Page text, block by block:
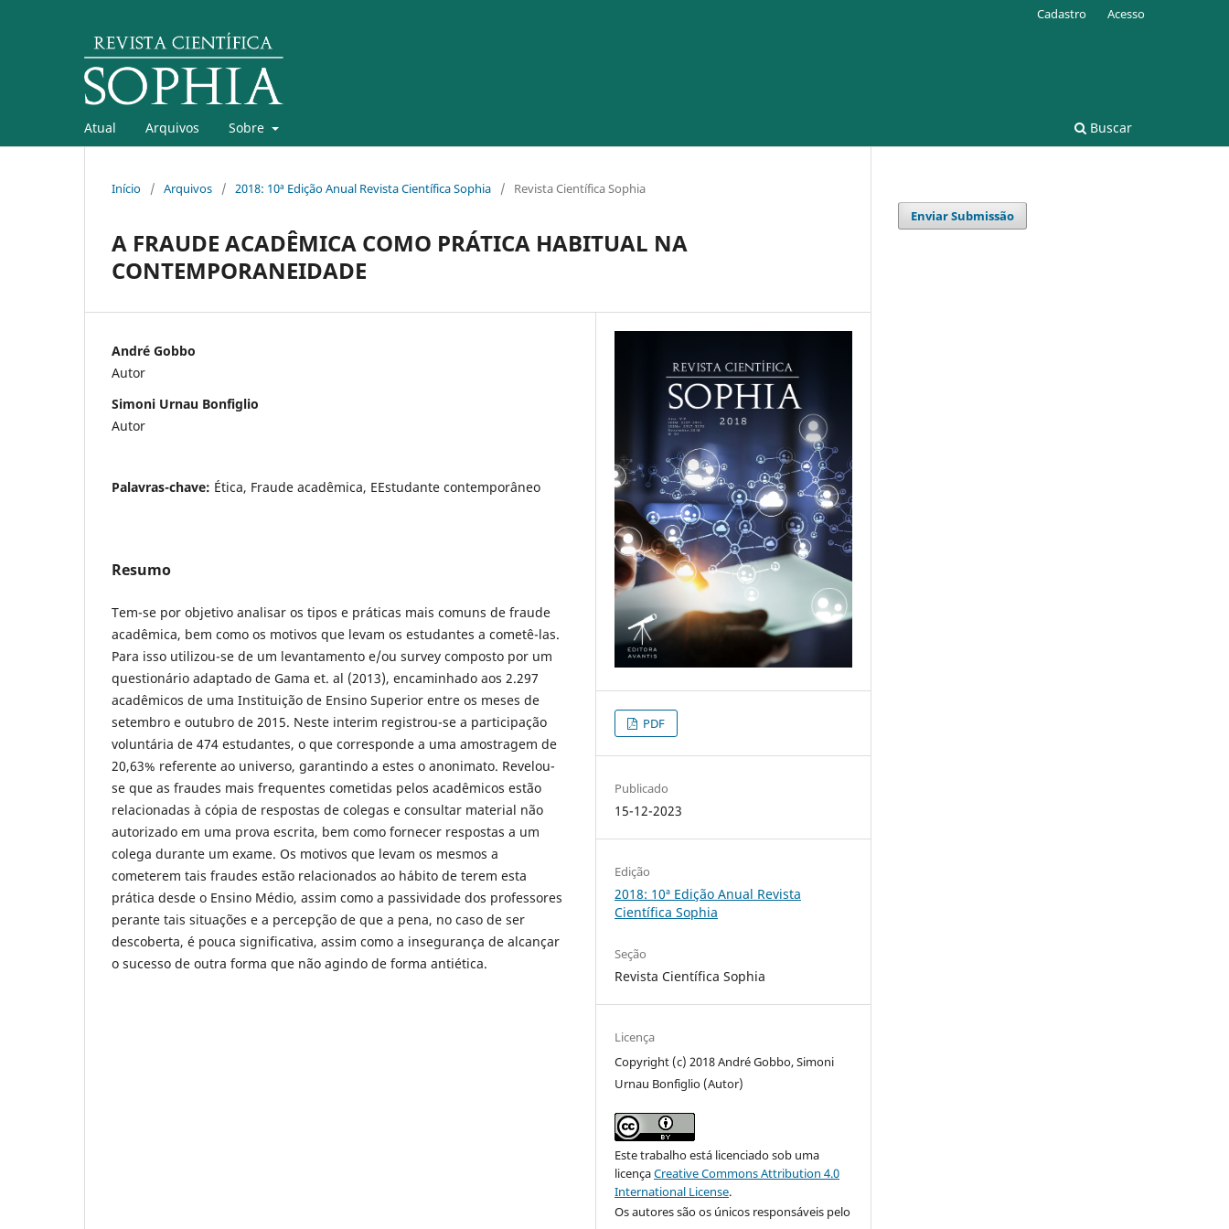
Atual Arquivos Sobre Buscar
Cadastro Acesso
Início / Arquivos / 2018: 10ª Edição Anual Revista Científica Sophia / Revista Científica Sophia
A FRAUDE ACADÊMICA COMO PRÁTICA HABITUAL NA
CONTEMPORANEIDADE
André Gobbo
Autor
Simoni Urnau Bonfiglio
Autor
Palavras-chave: Ética, Fraude acadêmica, EEstudante contemporâneo
Resumo
Tem-se por objetivo analisar os tipos e práticas mais comuns de fraude
acadêmica, bem como os motivos que levam os estudantes a cometê-las.
Para isso utilizou-se de um levantamento e/ou survey composto por um
questionário adaptado de Gama et. al (2013), encaminhado aos 2.297
acadêmicos de uma Instituição de Ensino Superior entre os meses de
setembro e outubro de 2015. Neste interim registrou-se a participação
voluntária de 474 estudantes, o que corresponde a uma amostragem de
20,63% referente ao universo, garantindo a estes o anonimato. Revelou-
se que as fraudes mais frequentes cometidas pelos acadêmicos estão
relacionadas à cópia de respostas de colegas e consultar material não
autorizado em uma prova escrita, bem como fornecer respostas a um
colega durante um exame. Os motivos que levam os mesmos a
cometerem tais fraudes estão relacionados ao hábito de terem esta
prática desde o Ensino Médio, assim como a passividade dos professores
perante tais situações e a percepção de que a pena, no caso de ser
descoberta, é pouca significativa, assim como a insegurança de alcançar
o sucesso de outra forma que não agindo de forma antiética.
PDF
Publicado
15-12-2023
Edição
2018: 10ª Edição Anual Revista
Científica Sophia
Seção
Revista Científica Sophia
Licença
Copyright (c) 2018 André Gobbo, Simoni
Urnau Bonfiglio (Autor)
Este trabalho está licenciado sob uma
licençaCreative Commons Attribution 4.0
International License.
Os autores são os únicos responsáveis pelo
Enviar Submissão